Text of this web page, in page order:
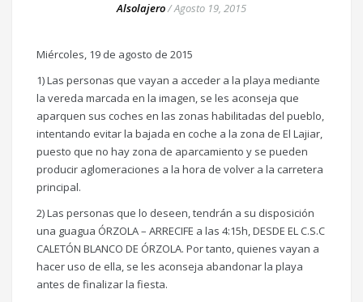
Alsolajero/Agosto 19, 2015
Miércoles, 19 de agosto de 2015
1) Las personas que vayan a acceder a la playa mediante
la vereda marcada en la imagen, se les aconseja que
aparquen sus coches en las zonas habilitadas del pueblo,
intentando evitar la bajada en coche a la zona de El Lajiar,
puesto que no hay zona de aparcamiento y se pueden
producir aglomeraciones a la hora de volver a la carretera
principal.
2) Las personas que lo deseen, tendrán a su disposición
una guagua ÓRZOLA – ARRECIFE a las 4:15h, DESDE EL C.S.C
CALETÓN BLANCO DE ÓRZOLA. Por tanto, quienes vayan a
hacer uso de ella, se les aconseja abandonar la playa
antes de finalizar la fiesta.